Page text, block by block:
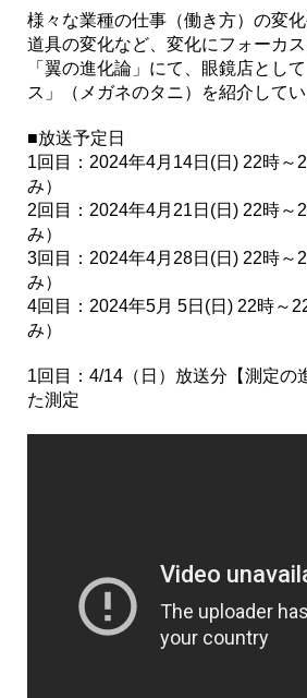
様々な業種の仕事（働き方）の変
道具の変化など、変化にフォーカ
「翼の進化論」にて、眼鏡店とし
ス」（メガネのタニ）を紹介してい
■放送予定日
1回目：2024年4月14日(日) 22時～
み）
2回目：2024年4月21日(日) 22時～
み）
3回目：2024年4月28日(日) 22時～
み）
4回目：2024年5月 5日(日) 22時～
み）
1回目：4/14（日）放送分【測定の
た測定